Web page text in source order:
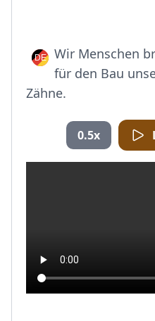
Wir Menschen
für den Bau
Zähne.
0.5x